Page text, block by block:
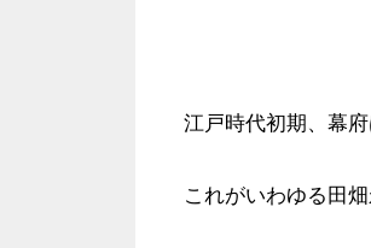
江戸時代初期、幕
これがいわゆる田